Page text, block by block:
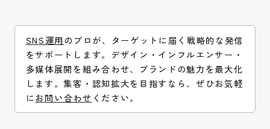
SNS運用のプロが、ターゲットに届く戦略的な発信
をサポートします。デザイン・インフルエンサー・
多媒体展開を組み合わせ、ブランドの魅力を最大化
します。集客・認知拡大を目指すなら、ぜひお気軽
にお問い合わせ ください。